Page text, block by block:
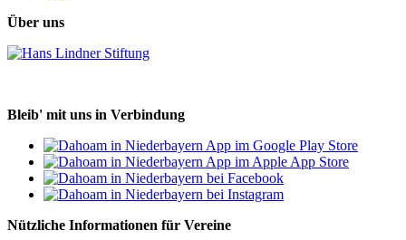
Über uns
Bleib' mit uns in Verbindung
Nützliche Informationen für Vereine